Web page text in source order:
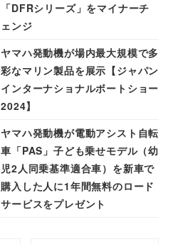
「DFRシリーズ」をマイナーチ
ェンジ
ヤマハ発動機が場内最大規模で多
彩なマリン製品を展示【ジャパン
インターナショナルボートショー
2024】
ヤマハ発動機が電動アシスト自転
車「PAS」子ども乗せモデル（幼
児2人同乗基準適合車）を新車で
購入した人に1年間無料のロード
サービスをプレゼント